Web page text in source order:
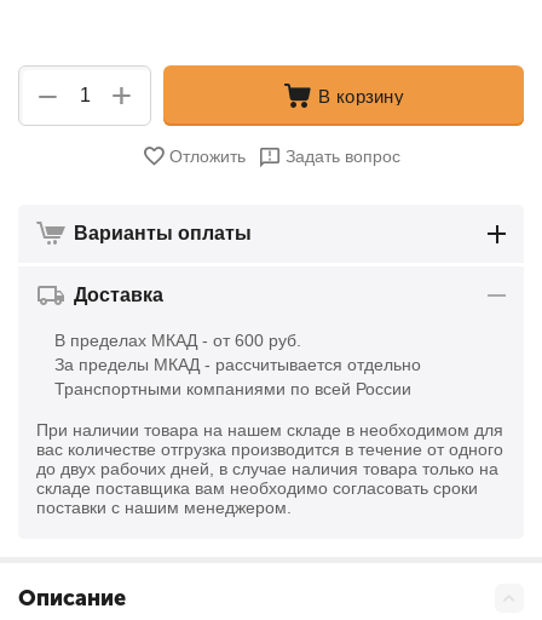
+
− В корзину
Отложить Задать вопрос
Варианты оплаты
Доставка
В пределах МКАД - от 600 руб.
За пределы МКАД - рассчитывается отдельно
Транспортными компаниями по всей России
При наличии товара на нашем складе в необходимом для
вас количестве отгрузка производится в течение от одного
до двух рабочих дней, в случае наличия товара только на
складе поставщика вам необходимо согласовать сроки
поставки с нашим менеджером.
Описание